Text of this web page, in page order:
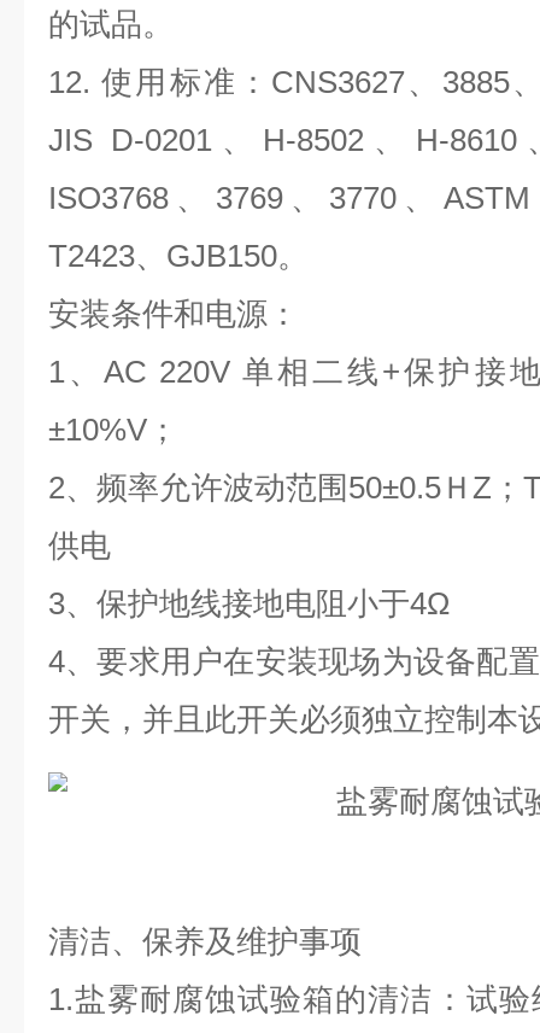
的试品。
12. 使用标准：CNS3627、3885
JIS D-0201、H-8502、H-8610
ISO3768、3769、3770、
T2423、GJB150。
安装条件和电源：
1、AC 220V 单相二线+保护接
±10%V；
2、频率允许波动范围50±0.5ＨZ；
供电
3、保护地线接地电阻小于4Ω
4、要求用户在安装现场为设备配
开关，并且此开关必须独立控制本
清洁、保养及维护事项
1.盐雾耐腐蚀试验箱的清洁：试